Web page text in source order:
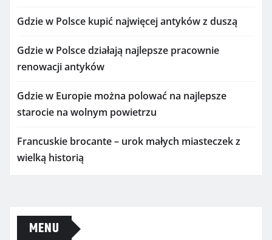
Gdzie w Polsce kupić najwięcej antyków z duszą
Gdzie w Polsce działają najlepsze pracownie
renowacji antyków
Gdzie w Europie można polować na najlepsze
starocie na wolnym powietrzu
Francuskie brocante – urok małych miasteczek z
wielką historią
MENU